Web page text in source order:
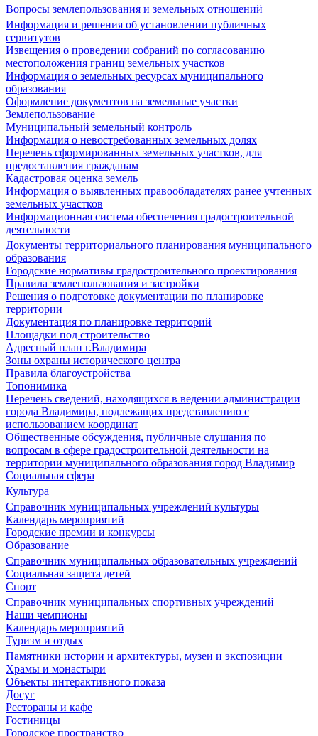
Вопросы землепользования и земельных отношений
Информация и решения об установлении публичных
сервитутов
Извещения о проведении собраний по согласованию
местоположения границ земельных участков
Информация о земельных ресурсах муниципального
образования
Оформление документов на земельные участки
Землепользование
Муниципальный земельный контроль
Информация о невостребованных земельных долях
Перечень сформированных земельных участков, для
предоставления гражданам
Кадастровая оценка земель
Информация о выявленных правообладателях ранее учтенных
земельных участков
Информационная система обеспечения градостроительной
деятельности
Документы территориального планирования муниципального
образования
Городские нормативы градостроительного проектирования
Правила землепользования и застройки
Решения о подготовке документации по планировке
территории
Документация по планировке территорий
Площадки под строительство
Адресный план г.Владимира
Зоны охраны исторического центра
Правила благоустройства
Топонимика
Перечень сведений, находящихся в ведении администрации
города Владимира, подлежащих представлению с
использованием координат
Общественные обсуждения, публичные слушания по
вопросам в сфере градостроительной деятельности на
территории муниципального образования город Владимир
Социальная сфера
Культура
Справочник муниципальных учреждений культуры
Календарь мероприятий
Городские премии и конкурсы
Образование
Справочник муниципальных образовательных учреждений
Социальная защита детей
Спорт
Справочник муниципальных спортивных учреждений
Наши чемпионы
Календарь мероприятий
Туризм и отдых
Памятники истории и архитектуры, музеи и экспозиции
Храмы и монастыри
Объекты интерактивного показа
Досуг
Рестораны и кафе
Гостиницы
Городское пространство